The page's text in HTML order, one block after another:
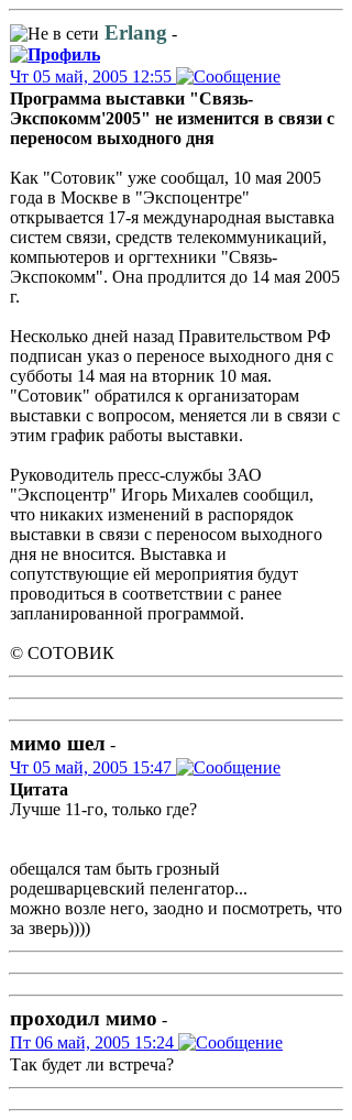
Erlang -
Чт 05 май, 2005 12:55
Программа выставки "Связь-
Экспокомм'2005" не изменится в связи с
переносом выходного дня
Как "Сотовик" уже сообщал, 10 мая 2005
года в Москве в "Экспоцентре"
открывается 17-я международная выставка
систем связи, средств телекоммуникаций,
компьютеров и оргтехники "Связь-
Экспокомм". Она продлится до 14 мая 2005
г.
Несколько дней назад Правительством РФ
подписан указ о переносе выходного дня с
субботы 14 мая на вторник 10 мая.
"Сотовик" обратился к организаторам
выставки с вопросом, меняется ли в связи с
этим график работы выставки.
Руководитель пресс-службы ЗАО
"Экспоцентр" Игорь Михалев сообщил,
что никаких изменений в распорядок
выставки в связи с переносом выходного
дня не вносится. Выставка и
сопутствующие ей мероприятия будут
проводиться в соответствии с ранее
запланированной программой.
© СОТОВИК
мимо шел -
Чт 05 май, 2005 15:47
Цитата
Лучше 11-го, только где?
обещался там быть грозный
родешварцевский пеленгатор...
можно возле него, заодно и посмотреть, что
за зверь))))
проходил мимо -
Пт 06 май, 2005 15:24
Так будет ли встреча?